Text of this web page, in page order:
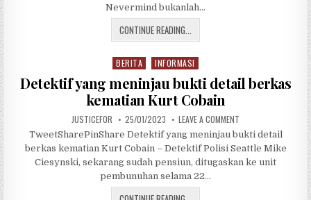
Nevermind bukanlah…
CONTINUE READING...
P
s
t
d
i
n
BERITA INFORMASI
Detektif yang meninjau bukti detail berkas
kematian Kurt Cobain
JUSTICEFOR 25/01/2023 LEAVE A COMMENT
TweetSharePinShare Detektif yang meninjau bukti detail
berkas kematian Kurt Cobain – Detektif Polisi Seattle Mike
Ciesynski, sekarang sudah pensiun, ditugaskan ke unit
pembunuhan selama 22…